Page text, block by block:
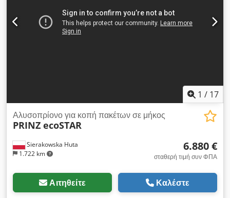
1 / 17
Sierakowska Huta
1.722 km
Αλυσοπρίονο για κοπή πακέτων σε μήκος
PRINZ ecoSTAR
6.880 €
σταθερή τιμή συν ΦΠΑ
Αιτηθείτε Καλέστε